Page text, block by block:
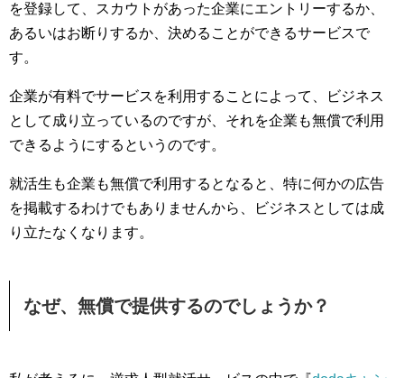
を登録して、スカウトがあった企業にエントリーするか、
あるいはお断りするか、決めることができるサービスで
す。
企業が有料でサービスを利用することによって、ビジネス
として成り立っているのですが、それを企業も無償で利用
できるようにするというのです。
就活生も企業も無償で利用するとなると、特に何かの広告
を掲載するわけでもありませんから、ビジネスとしては成
り立たなくなります。
なぜ、無償で提供するのでしょうか？